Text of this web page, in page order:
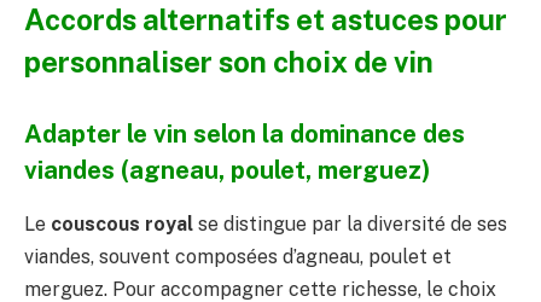
Accords alternatifs et astuces pour
personnaliser son choix de vin
Adapter le vin selon la dominance des
viandes (agneau, poulet, merguez)
Le couscous royal se distingue par la diversité de ses
viandes, souvent composées d’agneau, poulet et
merguez. Pour accompagner cette richesse, le choix